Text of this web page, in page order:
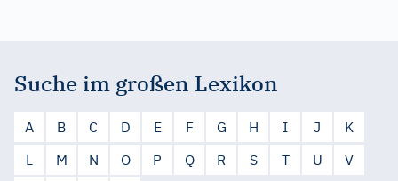
Suche im großen Lexikon
A B C D E F G H I J
K
L
M N O P Q R S T U
V